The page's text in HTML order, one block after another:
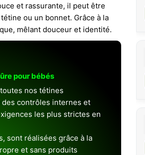
et rassurante, il peut être
ou un bonnet. Grâce à la
mêlant douceur et identité.
pour bébés
nos tétines
contrôles internes et
les plus strictes en
sont réalisées grâce à la
et sans produits